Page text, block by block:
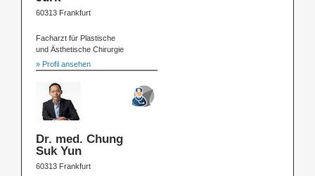
60313 Frankfurt
Facharzt für Plastische
und Ästhetische Chirurgie
» Profil ansehen
Dr. med. Chung
Suk Yun
60313 Frankfurt